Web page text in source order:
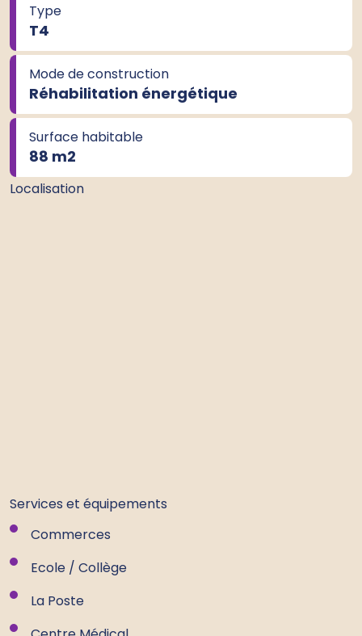
Type
T4
Mode de construction
Réhabilitation énergétique
Surface habitable
88 m2
Localisation
Services et équipements
Commerces
Ecole / Collège
La Poste